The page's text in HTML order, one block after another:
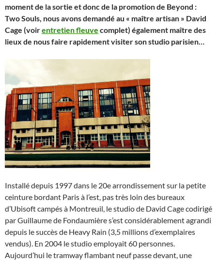
moment de la sortie et donc de la promotion de Beyond :
Two Souls, nous avons demandé au « maître artisan » David
Cage (voirentretien fleuve complet) également maître des
lieux de nous faire rapidement visiter son studio parisien…
Installé depuis 1997 dans le 20e arrondissement sur la petite
ceinture bordant Paris à l’est, pas très loin des bureaux
d’Ubisoft campés à Montreuil, le studio de David Cage codirigé
par Guillaume de Fondaumière s’est considérablement agrandi
depuis le succès de Heavy Rain (3,5 millions d’exemplaires
vendus). En 2004 le studio employait 60 personnes.
Aujourd’hui le tramway flambant neuf passe devant, une